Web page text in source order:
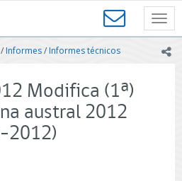
Informes/Informes técnicos
Modifica (1ª)
austral 2012
2012)